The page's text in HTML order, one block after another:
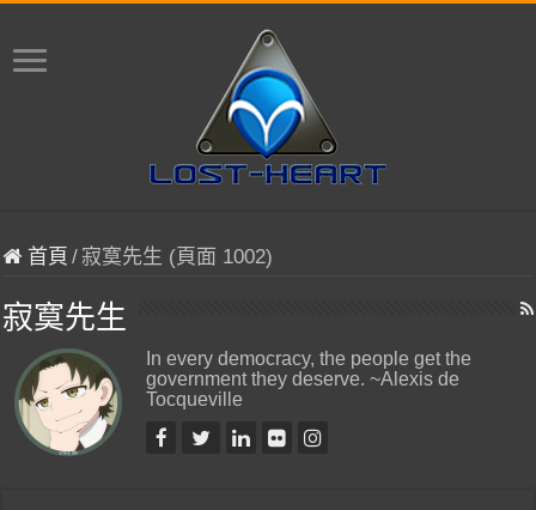
首頁 /寂寞先生 (頁面 1002)
寂寞先生
In every democracy, the people get the
government they deserve. ~Alexis de
Tocqueville